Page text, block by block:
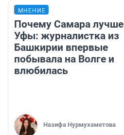
МНЕНИЕ
Почему Самара лучше
Уфы: журналистка из
Башкирии впервые
побывала на Волге и
влюбилась
Назифа Нурмухаметова